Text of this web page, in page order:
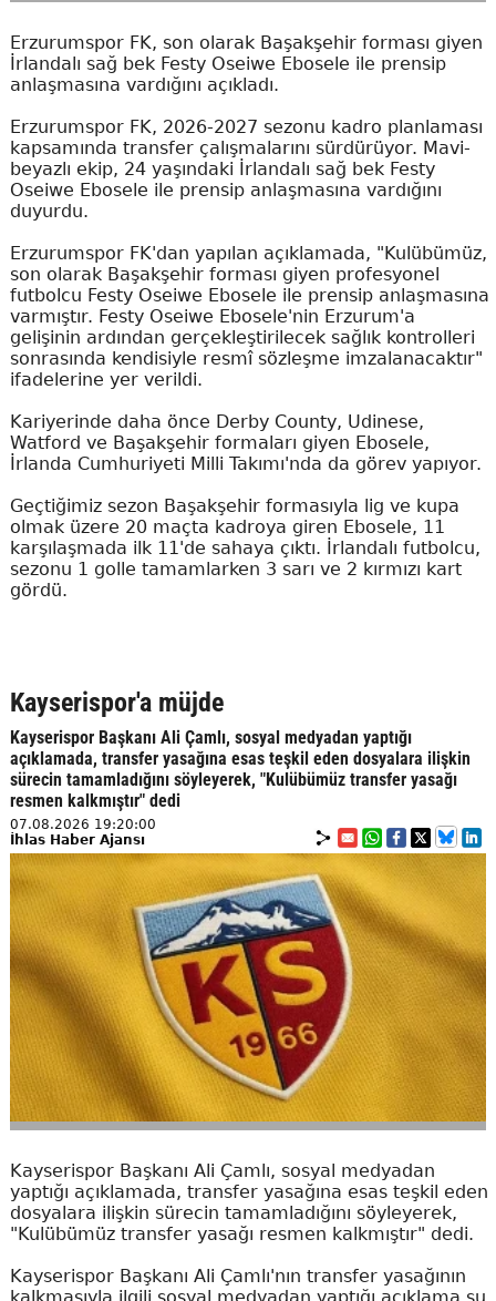
Erzurumspor FK, son olarak Başakşehir forması giyen
İrlandalı sağ bek Festy Oseiwe Ebosele ile prensip
anlaşmasına vardığını açıkladı.
Erzurumspor FK, 2026-2027 sezonu kadro planlaması
kapsamında transfer çalışmalarını sürdürüyor. Mavi-
beyazlı ekip, 24 yaşındaki İrlandalı sağ bek Festy
Oseiwe Ebosele ile prensip anlaşmasına vardığını
duyurdu.
Erzurumspor FK'dan yapılan açıklamada, "Kulübümüz,
son olarak Başakşehir forması giyen profesyonel
futbolcu Festy Oseiwe Ebosele ile prensip anlaşmasına
varmıştır. Festy Oseiwe Ebosele'nin Erzurum'a
gelişinin ardından gerçekleştirilecek sağlık kontrolleri
sonrasında kendisiyle resmî sözleşme imzalanacaktır"
ifadelerine yer verildi.
Kariyerinde daha önce Derby County, Udinese,
Watford ve Başakşehir formaları giyen Ebosele,
İrlanda Cumhuriyeti Milli Takımı'nda da görev yapıyor.
Geçtiğimiz sezon Başakşehir formasıyla lig ve kupa
olmak üzere 20 maçta kadroya giren Ebosele, 11
karşılaşmada ilk 11'de sahaya çıktı. İrlandalı futbolcu,
sezonu 1 golle tamamlarken 3 sarı ve 2 kırmızı kart
gördü.
Kayserispor'a müjde
Kayserispor Başkanı Ali Çamlı, sosyal medyadan yaptığı
açıklamada, transfer yasağına esas teşkil eden dosyalara ilişkin
sürecin tamamladığını söyleyerek, "Kulübümüz transfer yasağı
resmen kalkmıştır" dedi
07.08.2026 19:20:00
İhlas Haber Ajansı
Kayserispor Başkanı Ali Çamlı, sosyal medyadan
yaptığı açıklamada, transfer yasağına esas teşkil eden
dosyalara ilişkin sürecin tamamladığını söyleyerek,
"Kulübümüz transfer yasağı resmen kalkmıştır" dedi.
Kayserispor Başkanı Ali Çamlı'nın transfer yasağının